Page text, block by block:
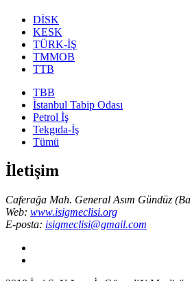
DİSK
KESK
TÜRK-İŞ
TMMOB
TTB
TBB
İstanbul Tabip Odası
Petrol İş
Tekgıda-İş
Tümü
İletişim
Caferağa Mah. General Asım Gündüz
Web: www.isigmeclisi.org
E-posta: isigmeclisi@gmail.com